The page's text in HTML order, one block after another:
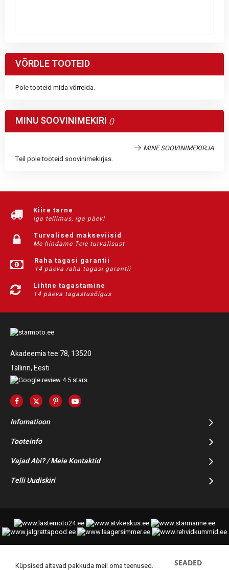
VÕRDLE TOOTEID
Pole tooteid mida võrrelda.
MINU SOOVINIMEKIRI
MINE SOOVINIMEKIRJA
Teil pole tooteid soovinimekirjas.
Kiire tarne
Iga tellimus, iga päev!
Turvalised makseviisid
Me hindame Teie turvalisust
Raha tagasi garantii
14 päeva raha tagasi garantii
Lihtne tagastamine
14 päeva tagastusõigus
Akadeemia tee 78, 13520
Tallinn, Eesti
Infomatioon
Tooteinfo
Vajad Abi? / Meie Kontaktid
Telli Uudiskiri
© 2014-2025 Starmoto OÜ
Küpsised aitavad pakkuda meil oma teenused.
SEADED